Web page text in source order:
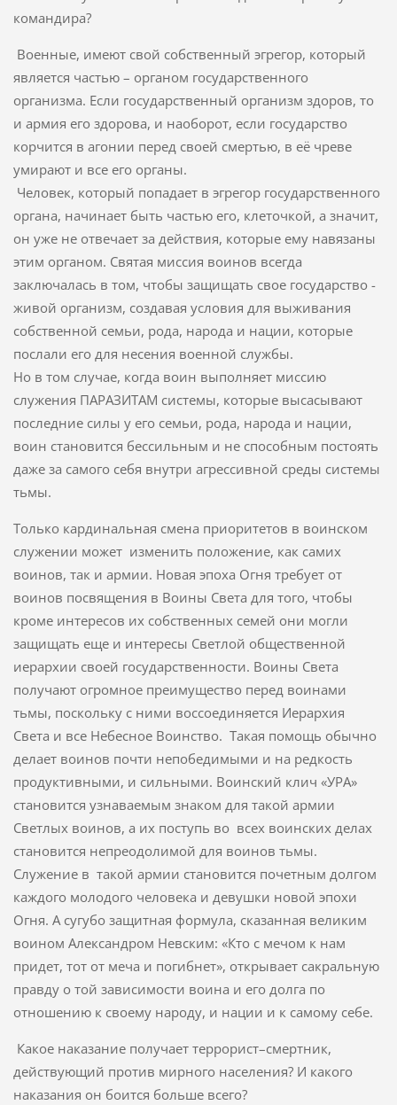
командира?
Военные, имеют свой собственный эгрегор, который
является частью – органом государственного
организма. Если государственный организм здоров, то
и армия его здорова, и наоборот, если государство
корчится в агонии перед своей смертью, в её чреве
умирают и все его органы.
Человек, который попадает в эгрегор государственного
органа, начинает быть частью его, клеточкой, а значит,
он уже не отвечает за действия, которые ему навязаны
этим органом. Святая миссия воинов всегда
заключалась в том, чтобы защищать свое государство -
живой организм, создавая условия для выживания
собственной семьи, рода, народа и нации, которые
послали его для несения военной службы.
Но в том случае, когда воин выполняет миссию
служения ПАРАЗИТАМ системы, которые высасывают
последние силы у его семьи, рода, народа и нации,
воин становится бессильным и не способным постоять
даже за самого себя внутри агрессивной среды системы
тьмы.
Только кардинальная смена приоритетов в воинском
служении может изменить положение, как самих
воинов, так и армии. Новая эпоха Огня требует от
воинов посвящения в Воины Света для того, чтобы
кроме интересов их собственных семей они могли
защищать еще и интересы Светлой общественной
иерархии своей государственности. Воины Света
получают огромное преимущество перед воинами
тьмы, поскольку с ними воссоединяется Иерархия
Света и все Небесное Воинство. Такая помощь обычно
делает воинов почти непобедимыми и на редкость
продуктивными, и сильными. Воинский клич «УРА»
становится узнаваемым знаком для такой армии
Светлых воинов, а их поступь во всех воинских делах
становится непреодолимой для воинов тьмы.
Служение в такой армии становится почетным долгом
каждого молодого человека и девушки новой эпохи
Огня. А сугубо защитная формула, сказанная великим
воином Александром Невским: «Кто с мечом к нам
придет, тот от меча и погибнет», открывает сакральную
правду о той зависимости воина и его долга по
отношению к своему народу, и нации и к самому себе.
Какое наказание получает террорист–смертник,
действующий против мирного населения? И какого
наказания он боится больше всего?